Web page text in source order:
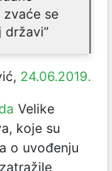
zvaće se
državi”
24.06.2019.
Velike
koje su
o uvođenju